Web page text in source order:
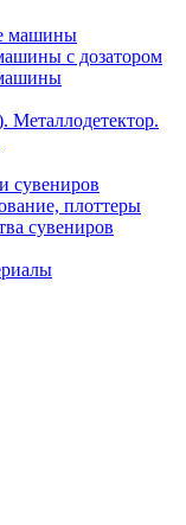
машины
с дозатором
Металлодетектор.
сувениров
плоттеры
сувениров